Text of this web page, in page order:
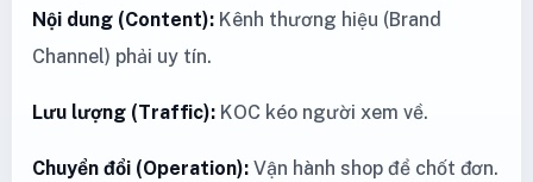
Nội dung (Content): Kênh thương hiệu (Brand
Channel) phải uy tín.
Lưu lượng (Traffic): KOC kéo người xem về.
Chuyển đổi (Operation): Vận hành shop để chốt đơn.